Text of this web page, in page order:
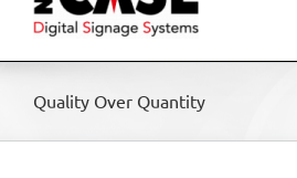
Quality Over Quantity